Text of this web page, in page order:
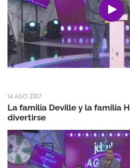
14 AGO 2017
La familia Deville y la familia
divertirse